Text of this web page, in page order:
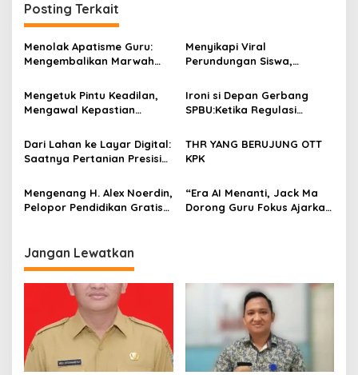
a
s
i
o
Posting Terkait
Menolak Apatisme Guru:
Mengembalikan Marwah
Bayang Kriminalisasi
Menyikapi Viral
Perundungan Siswa,
Fondasi Etika di Sekolah
Kita
Mengetuk Pintu Keadilan,
Mengawal Kepastian
APBN
Ironi si Depan Gerbang
SPBU:Ketika Regulasi
Membentur Perut Rakyat
Miskin
Dari Lahan ke Layar Digital:
Saatnya Pertanian Presisi
Lubuklinggau
THR YANG BERUJUNG OTT
KPK
Mengenang H. Alex Noerdin,
Pelopor Pendidikan Gratis
Bayang Kesalahan
“Era AI Menanti, Jack Ma
Dorong Guru Fokus Ajarkan
Jangan Lewatkan